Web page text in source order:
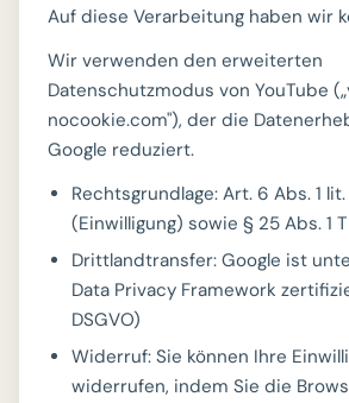
Auf diese Verarbeitung haben wir
Wir verwenden den erweiterten
Datenschutzmodus von YouTube
nocookie.com"), der die
Google reduziert.
Rechtsgrundlage: Art. 6 Abs. 1 lit.
(Einwilligung) sowie § 25 Abs. 1
Drittlandtransfer: Google ist
Data Privacy Framework
DSGVO)
Widerruf: Sie können Ihre
widerrufen, indem Sie die